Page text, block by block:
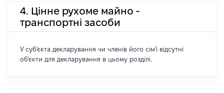
4. Цінне рухоме майно -
транспортні засоби
У суб'єкта декларування чи членів його сім'ї відсутні
об'єкти для декларування в цьому розділі.